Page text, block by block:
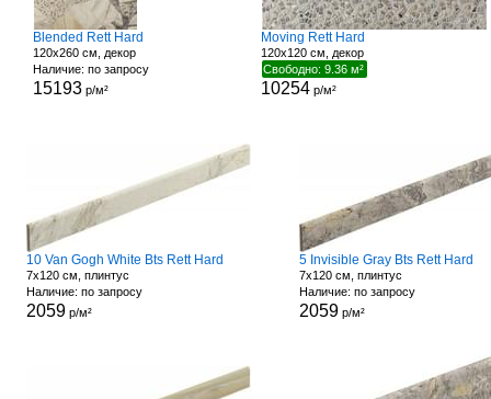
Blended Rett Hard
120x260 см, декор
Наличие: по запросу
15193 р/м²
Moving Rett Hard
120x120 см, декор
Свободно: 9.36 м²
10254 р/м²
10 Van Gogh White Bts Rett Hard
7x120 см, плинтус
Наличие: по запросу
2059р/м²
5 Invisible Gray Bts Rett Hard
7x120 см, плинтус
Наличие: по запросу
2059р/м²